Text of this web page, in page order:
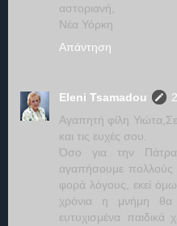
αστοριανή,
Νέα Υόρκη
Απάντηση
Eleni Tsamadou
Aγαπητή φίλη
και τις ευχές σου.
Όσο για την
αγαπήσουμε πολλούς
φορά λόγους, εκεί
χρόνια η μνήμη θα
ευτυχισμένα